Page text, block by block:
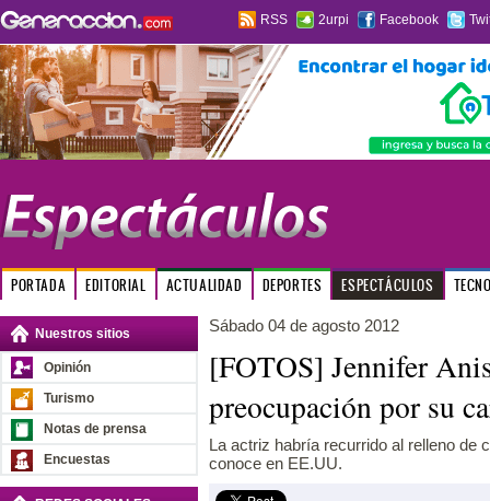
RSS 2urpi Facebook
PORTADA EDITORIAL ACTUALIDAD DEPORTES ESPECTÁCULOS
Nuestros sitios
Opinión
Turismo
Notas de prensa
Encuestas
Sábado 04 de agosto 2012
[FOTOS] Jennifer
preocupación por su
La actriz habría recurrido al relleno de
conoce en EE.UU.